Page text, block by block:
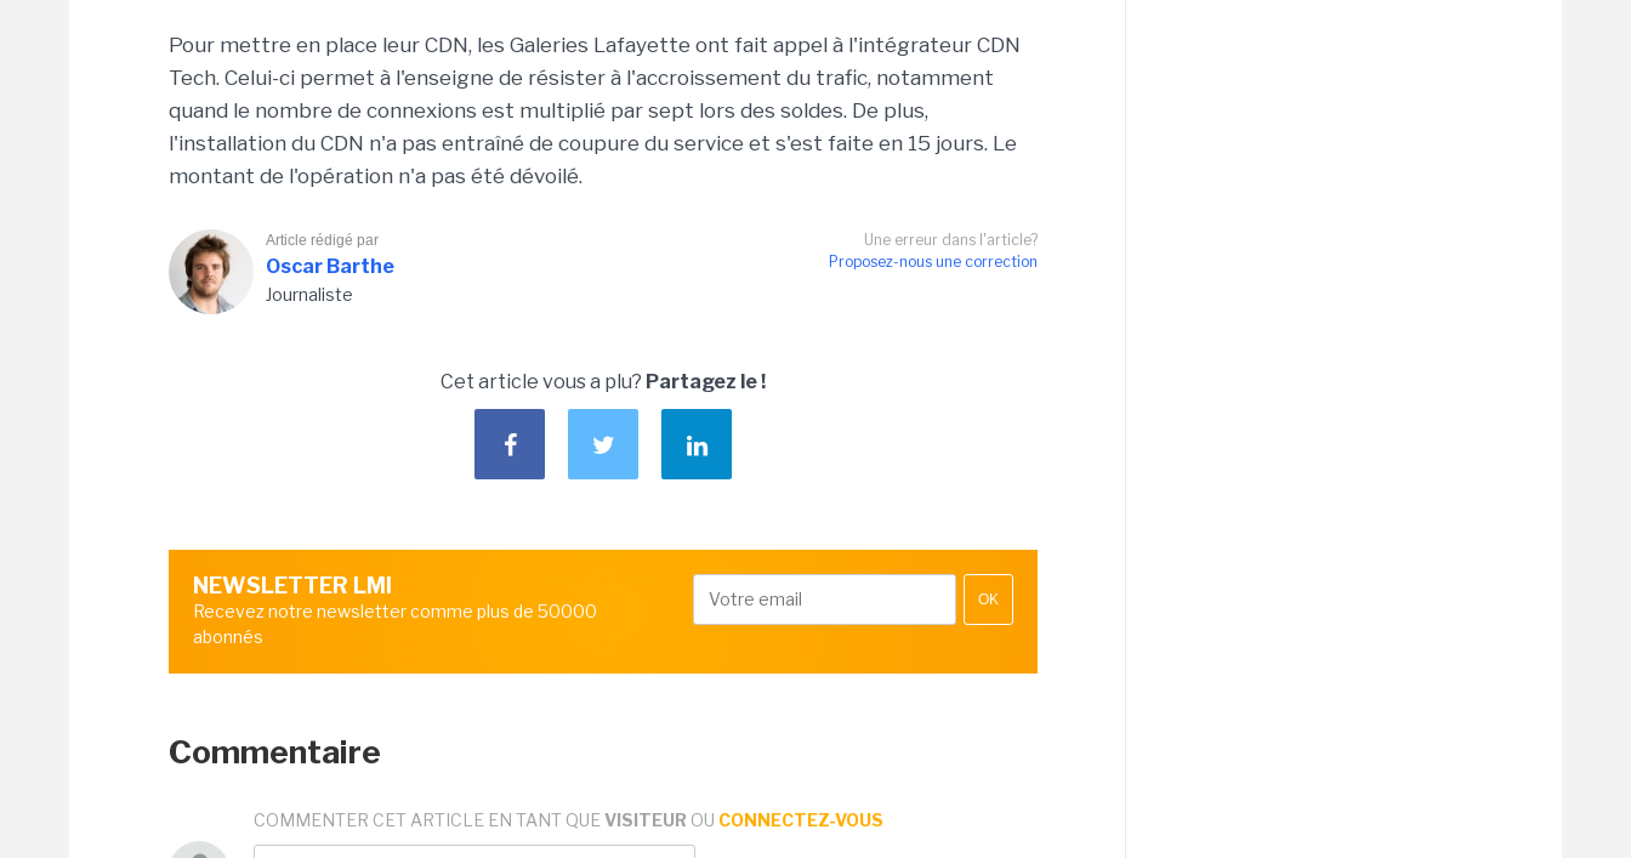
Pour mettre en place leur CDN, les Galeries Lafayette ont fait appel à l'intégrateur CDN
Tech. Celui-ci permet à l'enseigne de résister à l'accroissement du trafic, notamment
quand le nombre de connexions est multiplié par sept lors des soldes. De plus,
l'installation du CDN n'a pas entraîné de coupure du service et s'est faite en 15 jours. Le
montant de l'opération n'a pas été dévoilé.
Une erreur dans l'article?
Proposez-nous une correction
Article rédigé par
Oscar Barthe
Journaliste
Cet article vous a plu? Partagez le !
NEWSLETTER LMI
Recevez notre newsletter comme plus de 50000
abonnés
OK
Commentaire
COMMENTER CET ARTICLE EN TANT QUE VISITEUR OU CONNECTEZ-VOUS